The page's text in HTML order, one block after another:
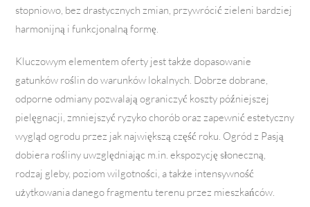
stopniowo, bez drastycznych zmian, przywrócić zieleni bardziej
harmonijną i funkcjonalną formę.
Kluczowym elementem oferty jest także dopasowanie
gatunków roślin do warunków lokalnych. Dobrze dobrane,
odporne odmiany pozwalają ograniczyć koszty późniejszej
pielęgnacji, zmniejszyć ryzyko chorób oraz zapewnić estetyczny
wygląd ogrodu przez jak największą część roku. Ogród z Pasją
dobiera rośliny uwzględniając m.in. ekspozycję słoneczną,
rodzaj gleby, poziom wilgotności, a także intensywność
użytkowania danego fragmentu terenu przez mieszkańców.